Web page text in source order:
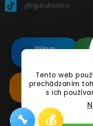
Tento web
prechádzaním
s ich
@igurukosice
Výkup
Renovované
Samsung's
🔧 💰